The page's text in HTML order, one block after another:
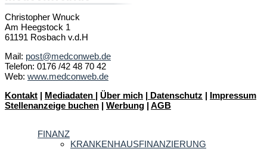
Christopher Wnuck
Am Heegstock 1
61191 Rosbach v.d.H
Mail: post@medconweb.de
Telefon: 0176 /42 48 70 42
Web: www.medconweb.de
Kontakt | Mediadaten | Über mich | Datenschutz | Impressum
Stellenanzeige buchen | Werbung | AGB
FINANZ
KRANKENHAUSFINANZIERUNG